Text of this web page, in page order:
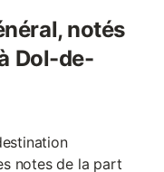
notés
Dol-de-
notes de la part